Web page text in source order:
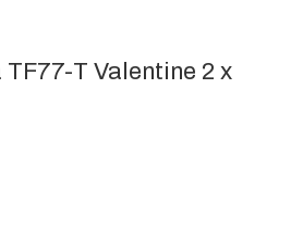
T Valentine 2 x